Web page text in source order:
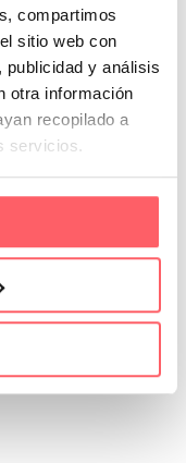
compartimos
sitio web con
y análisis
otra información
recopilado a
servicios.